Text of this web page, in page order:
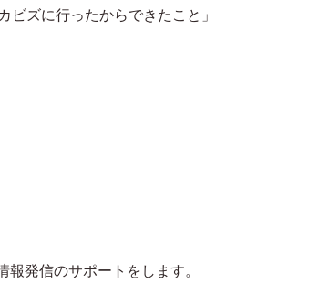
ビズに行ったからできたこと」
発信のサポートをします。